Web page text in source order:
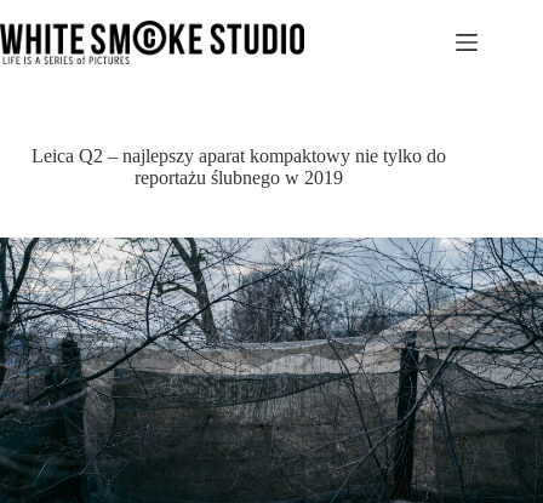
do
treści
Leica Q2 – najlepszy aparat kompaktowy nie tylko do
reportażu ślubnego w 2019